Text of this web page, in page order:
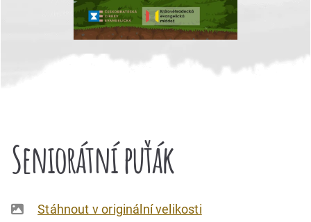
Seniorátní puťák
Stáhnout v originální velikosti